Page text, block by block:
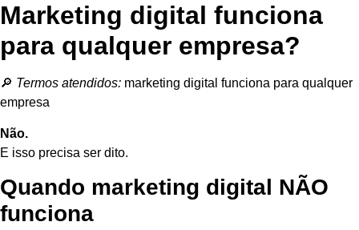
Marketing digital funciona
para qualquer empresa?
🔎 Termos atendidos: marketing digital funciona para qualquer
empresa
Não.
E isso precisa ser dito.
Quando marketing digital NÃO
funciona